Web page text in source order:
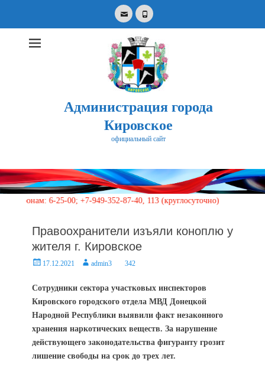
EmailPhone
Администрация города
Кировское
официальный сайт
for:
6-25-00; +7-949-352-87-40, 113 (круглосуточно)
Правоохранители изъяли коноплю у
жителя г. Кировское
Posted17.12.2021 Authoradmin3 342
Сотрудники сектора участковых инспекторов
Кировского городского отдела МВД Донецкой
Народной Республики выявили факт незаконного
хранения наркотических веществ. За нарушение
действующего законодательства фигуранту грозит
лишение свободы на срок до трех лет.